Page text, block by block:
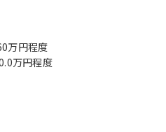
万円程度
万円程度